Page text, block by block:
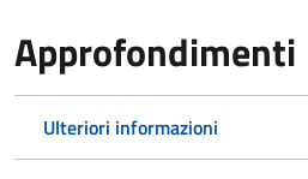
Approfondimenti
Ulteriori informazioni